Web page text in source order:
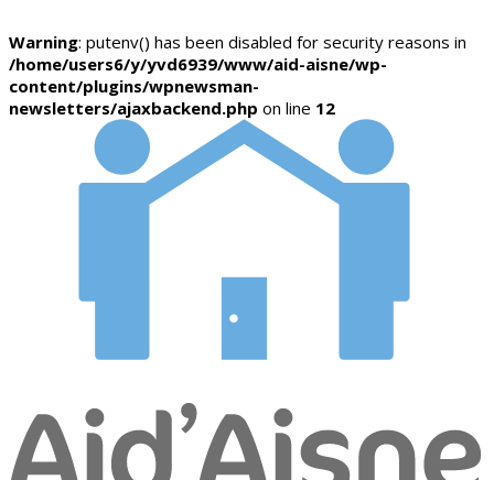
Warning: putenv() has been disabled for security reasons in
/home/users6/y/yvd6939/www/aid-aisne/wp-
content/plugins/wpnewsman-
newsletters/ajaxbackend.php on line 12